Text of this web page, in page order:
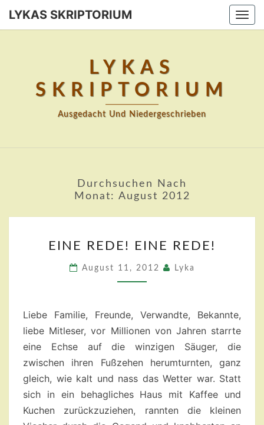
Skip
LYKAS SKRIPTORIUM
LYKAS
SKRIPTORIUM
Ausgedacht Und Niedergeschrieben
Durchsuchen Nach
Monat: August 2012
REDE!
EINE
REDE!
EINE REDE! EINE REDE!
August 11, 2012 Lyka
Liebe Familie, Freunde, Verwandte, Bekannte,
liebe Mitleser, vor Millionen von Jahren starrte
eine Echse auf die winzigen Säuger, die
zwischen ihren Fußzehen herumturnten, ganz
gleich, wie kalt und nass das Wetter war. Statt
sich in ein behagliches Haus mit Kaffee und
Kuchen zurückzuziehen, rannten die kleinen